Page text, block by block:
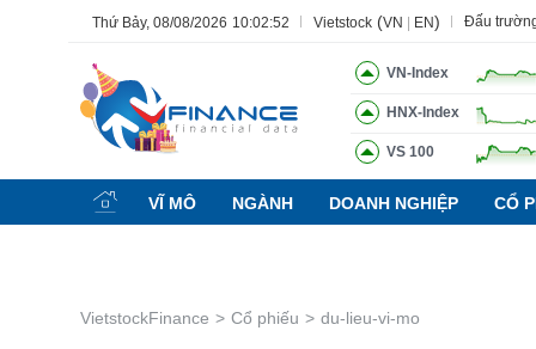
Thứ Bảy, 08/08/2026 10:02:52 Vietstock (VN EN) Đấu
VN-Index
HNX-Index
VS 100
VĨ MÔ NGÀNH DOANH NGHIỆP CỔ
VietstockFinance Cổ phiếu du-lieu-vi-mo
Tính năng Ngành Mã chứng khoán Lãnh
CHỨNG KHOÁN